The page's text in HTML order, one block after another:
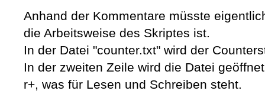
Anhand der Kommentare müsste
die Arbeitsweise des Skriptes ist.
In der Datei "counter.txt" wird der
In der zweiten Zeile wird die Datei
r+, was für Lesen und Schreiben steht.